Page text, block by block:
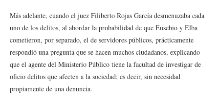
Más adelante, cuando el juez Filiberto Rojas García desmenuzaba cada
uno de los delitos, al abordar la probabilidad de que Eusebio y Elba
cometieron, por separado, el de servidores públicos, prácticamente
respondió una pregunta que se hacen muchos ciudadanos, explicando
que el agente del Ministerio Público tiene la facultad de investigar de
oficio delitos que afecten a la sociedad; es decir, sin necesidad
propiamente de una denuncia.